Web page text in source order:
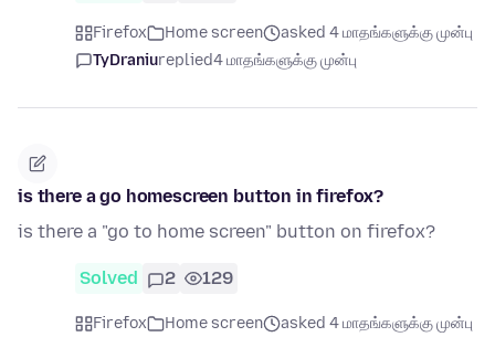
Firefox Home screen
asked 4 மாதங்களுக்கு முன்பு
TyDraniureplied4 மாதங்களுக்கு முன்பு
is there a go homescreen button in firefox?
is there a "go to home screen" button on firefox?
Solved 2 129
Firefox Home screen
asked 4 மாதங்களுக்கு முன்பு